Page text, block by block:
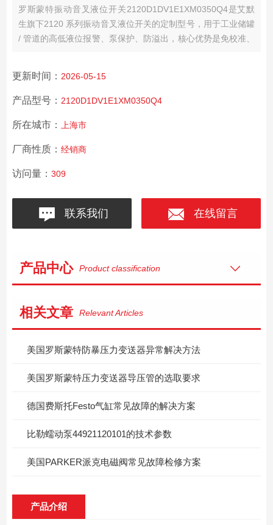
罗斯蒙特振动音叉液位开关2120D1DV1E1XM0350Q4是艾默
生旗下2120 系列振动音叉液位开关的定制型号，用于工业储罐
/ 管道的高低液位报警、泵保护、防溢出，核心优势是免校准、
更新时间： 2026-05-15
产品型号： 2120D1DV1E1XM0350Q4
所在城市： 上海市
厂商性质： 经销商
访问量： 309
联系我们 在线留言
产品中心 Product classification
相关文章 Relevant Articles
美国罗斯蒙特防暴压力变送器异常解决方法
美国罗斯蒙特压力变送器导压管的选取要求
德国费斯托Festo气缸常见故障的解决方案
比勒蠕动泵44921120101的技术参数
美国PARKER派克电磁阀常见故障检修方案
产品介绍